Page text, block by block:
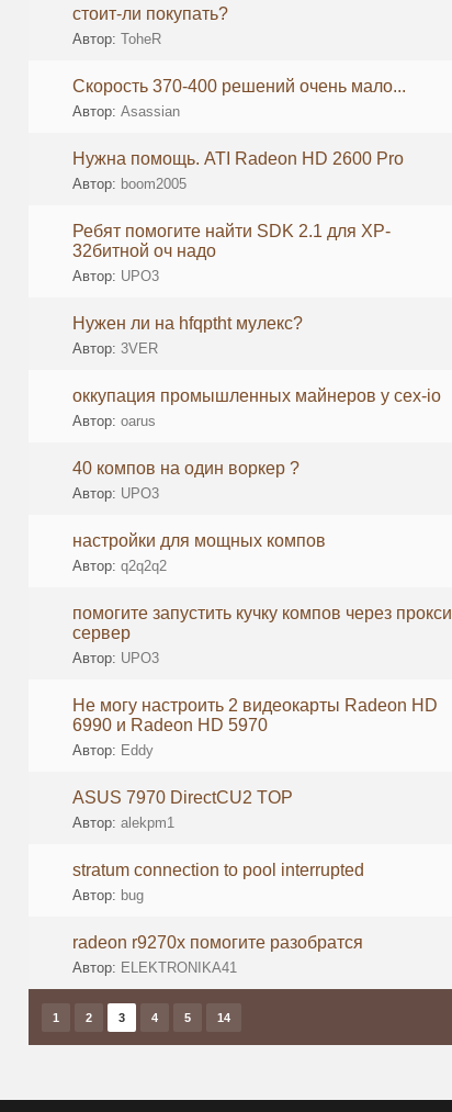
стоит-ли покупать?
Автор: ToheR
Скорость 370-400 решений очень мало...
Автор: Asassian
Нужна помощь. ATI Radeon HD 2600 Pro
Автор: boom2005
Ребят помогите найти SDK 2.1 для XP-
32битной оч надо
Автор: UPO3
Нужен ли на hfqptht мулекс?
Автор: 3VER
оккупация промышленных майнеров у cex-io
Автор: oarus
40 компов на один воркер ?
Автор: UPO3
настройки для мощных компов
Автор: q2q2q2
помогите запустить кучку компов через прокси
сервер
Автор: UPO3
Не могу настроить 2 видеокарты Radeon HD
6990 и Radeon HD 5970
Автор: Eddy
ASUS 7970 DirectCU2 TOP
Автор: alekpm1
stratum connection to pool interrupted
Автор: bug
radeon r9270x помогите разобратся
Автор: ELEKTRONIKA41
1 2 3 4 5 14